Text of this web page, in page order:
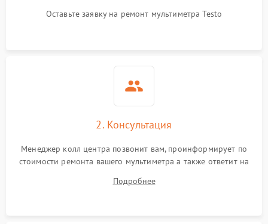
Оставьте заявку на ремонт мультиметра Testo
2. Консультация
Менеджер колл центра позвонит вам, проинформирует по
стоимости ремонта вашего мультиметра а также ответит на
Подробнее